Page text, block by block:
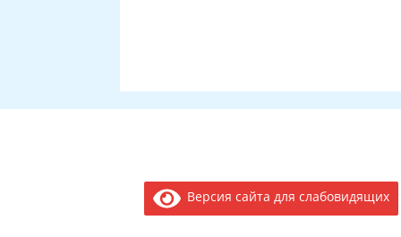
Версия сайта для слабовидящих